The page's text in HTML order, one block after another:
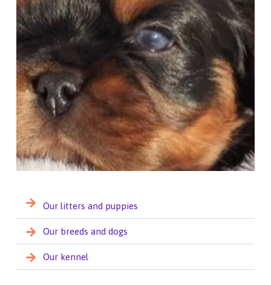
Our litters and puppies
Our breeds and dogs
Our kennel